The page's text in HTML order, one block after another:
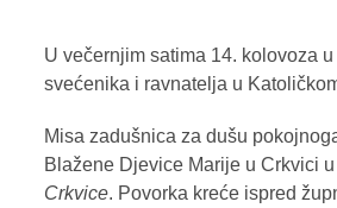
U večernjim satima 14. kolovoza
svećenika i ravnatelja u
Misa zadušnica za dušu
Blažene Djevice Marije u Crkvici
Crkvice. Povorka kreće ispred